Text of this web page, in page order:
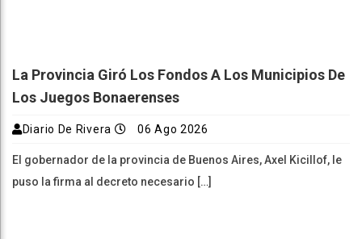
La Provincia Giró Los Fondos A Los Municipios De
Los Juegos Bonaerenses
Diario De Rivera 06 Ago 2026
El gobernador de la provincia de Buenos Aires, Axel Kicillof, le
puso la firma al decreto necesario […]